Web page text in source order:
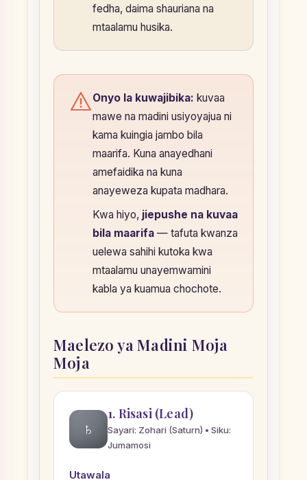
fedha, daima shauriana na
mtaalamu husika.
Onyo la kuwajibika: kuvaa
mawe na madini usiyoyajua ni
kama kuingia jambo bila
maarifa. Kuna anayedhani
amefaidika na kuna
anayeweza kupata madhara.
Kwa hiyo, jiepushe na kuvaa
bila maarifa — tafuta kwanza
uelewa sahihi kutoka kwa
mtaalamu unayemwamini
kabla ya kuamua chochote.
Maelezo ya Madini Moja
Moja
♄
1. Risasi (Lead)
Sayari: Zohari (Saturn) • Siku:
Jumamosi
Utawala